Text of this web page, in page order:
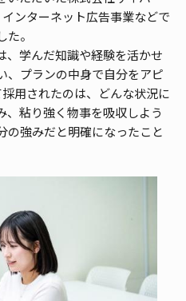
ンターネット広告事業などで
。
、学んだ知識や経験を活かせ
、プランの中身で自分をアピ
用されたのは、どんな状況に
、粘り強く物事を吸収しよう
の強みだと明確になったこと